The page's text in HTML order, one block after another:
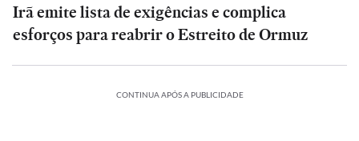
Irã emite lista de exigências e complica
esforços para reabrir o Estreito de Ormuz
CONTINUA APÓS A PUBLICIDADE